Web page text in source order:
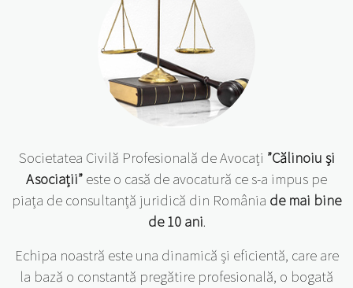
Societatea Civilă Profesională de Avocați ”Călinoiu și
Asociații” este o casă de avocatură ce s-a impus pe
piața de consultanță juridică din România de mai bine
de 10 ani.
Echipa noastră este una dinamică și eficientă, care are
la bază o constantă pregătire profesională, o bogată